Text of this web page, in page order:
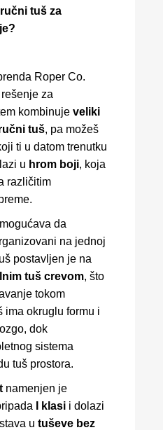
tuš za
Roper Co.
za
kombinuje veliki
tuš, pa možeš
ti u datom trenutku
u hrom boji, koja
različitim
da
na jednoj
postavljen je na
tuš crevom, što
tokom
ima okruglu formu i
dok
sistema
tuš prostora.
namenjen je
I klasi i dolazi
u tuševe bez